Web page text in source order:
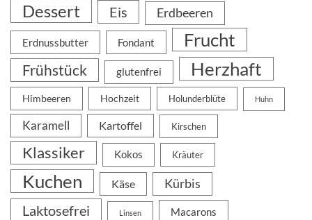
Dessert Eis Erdbeeren
Erdnussbutter Fondant Frucht
Frühstück glutenfrei Herzhaft
Himbeeren Hochzeit Holunderblüte Huhn
Karamell Kartoffel Kirschen
Klassiker Kokos Kräuter
Kuchen Käse Kürbis
Laktosefrei Linsen Macarons